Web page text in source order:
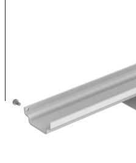
XENRE-valaisimen
valmistettuun REGULAR ja
asennuskiskoon.